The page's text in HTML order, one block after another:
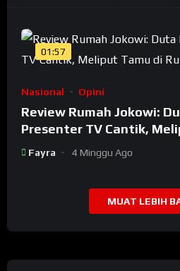
01:57
Nasional Opini
Review Rumah Jokowi:
Presenter TV Cantik,
Rumah Jokowi
Fayra 4 Minggu Ago
MUAT LEBIH